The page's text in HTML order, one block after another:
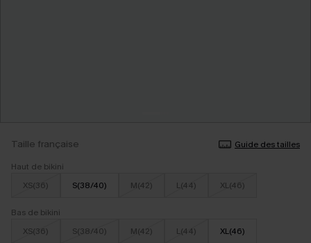
Taille française
Guide des tailles
Haut de bikini
XS(36)
S(38/40) M(42) L(44) XL(46)
Bas de bikini
XS(36)
S(38/40) M(42) L(44) XL(46)